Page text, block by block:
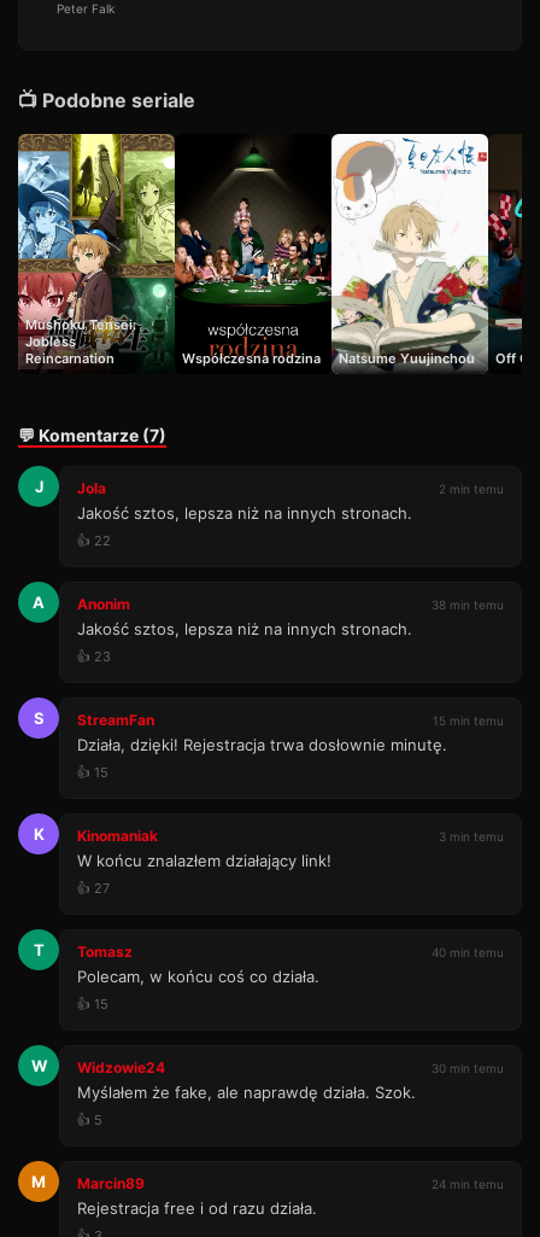
Peter Falk
📺 Podobne seriale
Mushoku Tensei:
Jobless
Reincarnation
Współczesna rodzina Natsume Yuujinchou Off
💬 Komentarze (7)
J Jola 2 min temu
Jakość sztos, lepsza niż na innych stronach.
👍 22
A Anonim 38 min temu
Jakość sztos, lepsza niż na innych stronach.
👍 23
S StreamFan 15 min temu
Działa, dzięki! Rejestracja trwa dosłownie minutę.
👍 15
K Kinomaniak 3 min temu
W końcu znalazłem działający link!
👍 27
T Tomasz 40 min temu
Polecam, w końcu coś co działa.
👍 15
W Widzowie24 30 min temu
Myślałem że fake, ale naprawdę działa. Szok.
👍 5
M Marcin89 24 min temu
Rejestracja free i od razu działa.